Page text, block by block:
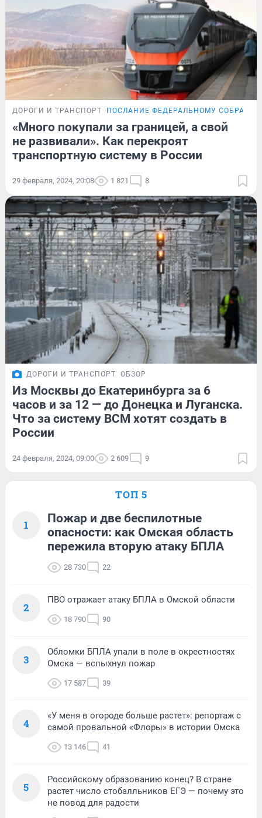
ДОРОГИ И ТРАНСПОРТ ПОСЛАНИЕ ФЕДЕРАЛЬНОМУ
«Много покупали за границей, а свой
не развивали». Как перекроят
транспортную систему в России
29 февраля, 2024, 20:08 1 821 8
ДОРОГИ И ТРАНСПОРТ ОБЗОР
Из Москвы до Екатеринбурга за 6
часов и за 12 — до Донецка и Луганска.
Что за систему ВСМ хотят создать в
России
24 февраля, 2024, 09:00 2 609 9
ТОП 5
1
Пожар и две беспилотные
опасности: как Омская область
пережила вторую атаку БПЛА
28 730 22
2
ПВО отражает атаку БПЛА в Омской области
18 790 90
3
Обломки БПЛА упали в поле в окрестностях
Омска — вспыхнул пожар
17 587 39
4
«У меня в огороде больше растет»: репортаж с
самой провальной «Флоры» в истории Омска
13 146 41
5
Российскому образованию конец? В стране
растет число стобалльников ЕГЭ — почему это
не повод для радости